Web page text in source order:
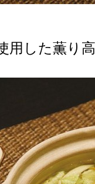
用した薫り